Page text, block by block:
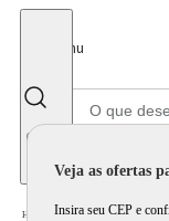
Menu
Veja as ofertas
Insira seu CEP e
Home Ar e Ventilação / Ventilador